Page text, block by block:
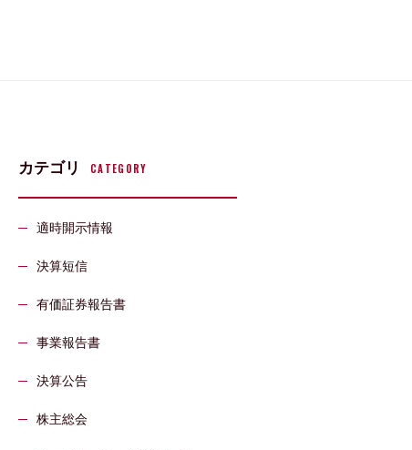
カテゴリ CATEGORY
適時開示情報
決算短信
有価証券報告書
事業報告書
決算公告
株主総会